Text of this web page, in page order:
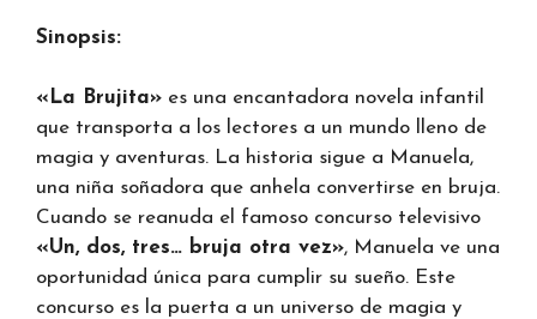
Sinopsis:
«La Brujita» es una encantadora novela infantil
que transporta a los lectores a un mundo lleno de
magia y aventuras. La historia sigue a Manuela,
una niña soñadora que anhela convertirse en bruja.
Cuando se reanuda el famoso concurso televisivo
«Un, dos, tres… bruja otra vez», Manuela ve una
oportunidad única para cumplir su sueño. Este
concurso es la puerta a un universo de magia y